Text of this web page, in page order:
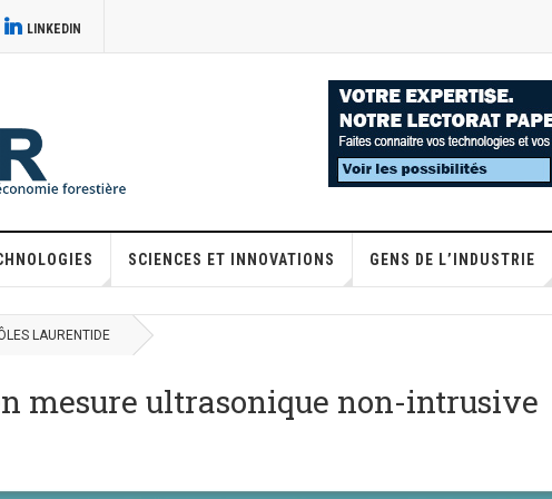
LINKEDIN
SCIENCES ET INNOVATIONS GENS DE L’INDUSTRIE
LAURENTIDE
mesure ultrasonique non-intrusive